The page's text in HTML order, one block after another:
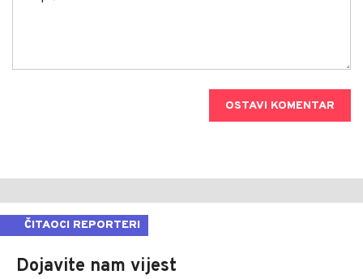
OSTAVI KOMENTAR
ČITAOCI REPORTERI
Dojavite nam vijest